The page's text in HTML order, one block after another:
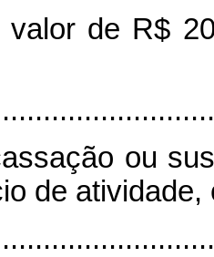
de R$
ou
de atividade,